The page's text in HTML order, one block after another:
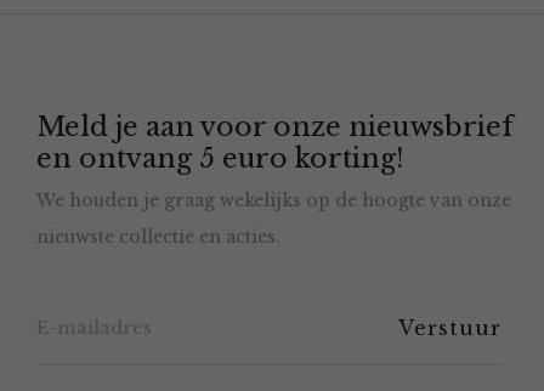
Meld je aan voor onze nieuwsbrief
en ontvang 5 euro korting!
We houden je graag wekelijks op de hoogte van onze
nieuwste collectie en acties.